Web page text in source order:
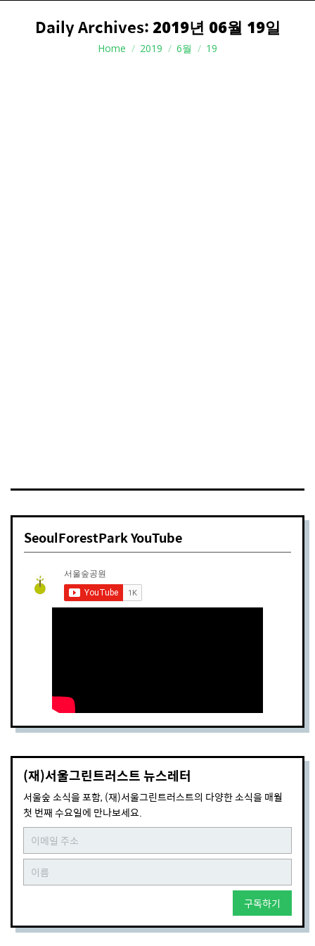
Daily Archives: 2019년 06월 19일
You are here:
Home 2019 6월 19
SeoulForestPark YouTube
(재)서울그린트러스트 뉴스레터
서울숲 소식을 포함, (재)서울그린트러스트의 다양한 소식을 매월
첫 번째 수요일에 만나보세요.
구독하기